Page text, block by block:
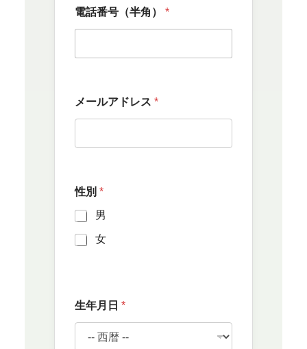
電話番号（半角） *
メールアドレス *
性別 *
男
女
生年月日 *